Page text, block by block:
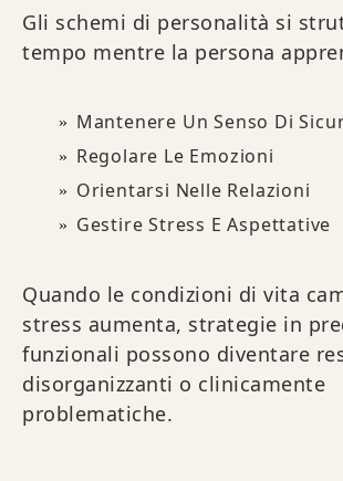
Gli schemi di personalità si
tempo mentre la persona
Mantenere Un Senso Di
Regolare Le Emozioni
Orientarsi Nelle Relazioni
Gestire Stress E Aspettative
Quando le condizioni di vita
stress aumenta, strategie in
funzionali possono diventare
disorganizzanti o clinicamente
problematiche.